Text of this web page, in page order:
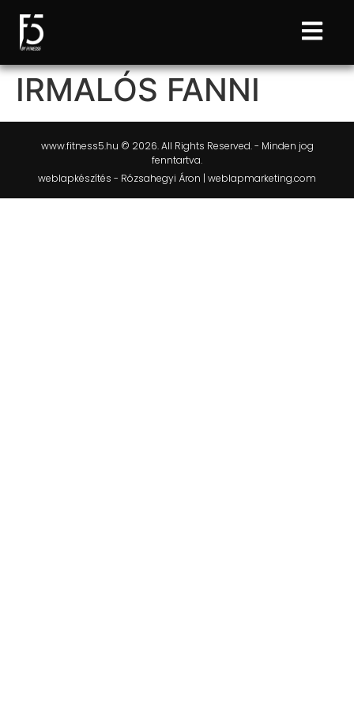
IRMALÓS FANNI
www.fitness5.hu © 2026. All Rights Reserved. - Minden jog
fenntartva.
weblapkészítés - Rózsahegyi Áron | weblapmarketing.com